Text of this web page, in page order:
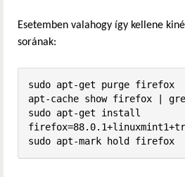
Esetemben valahogy így kellene
sorának:
sudo apt-get purge firefox
apt-cache show firefox |
sudo apt-get install
sudo apt-mark hold firefox